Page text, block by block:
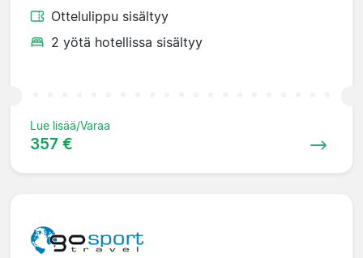
Ottelulippu sisältyy
2 yötä hotellissa sisältyy
Lue lisää/Varaa
357 €